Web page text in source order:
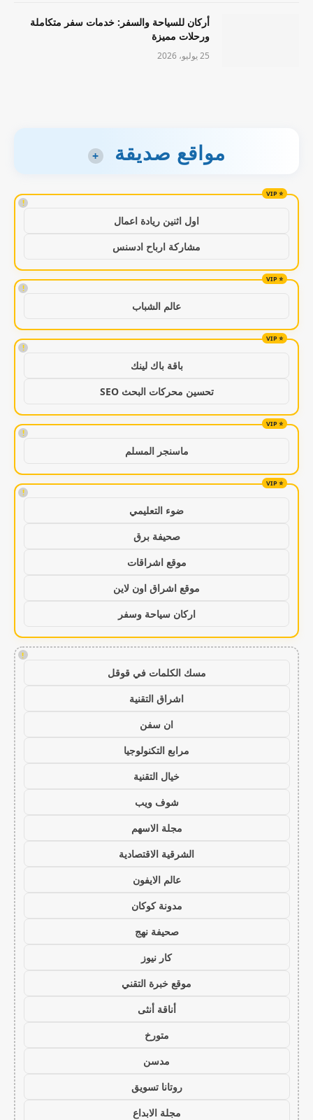
أركان للسياحة والسفر: خدمات سفر متكاملة
ورحلات مميزة
25 يوليو، 2026
مواقع صديقة +
!
اول اثنين ريادة اعمال
مشاركة ارباح ادسنس
!
عالم الشباب
!
باقة باك لينك
تحسين محركات البحث SEO
!
ماسنجر المسلم
!
ضوء التعليمي
صحيفة برق
موقع اشراقات
موقع اشراق اون لاين
اركان سياحة وسفر
!
مسك الكلمات في قوقل
اشراق التقنية
ان سفن
مرابع التكنولوجيا
خيال التقنية
شوف ويب
مجلة الاسهم
الشرقية الاقتصادية
عالم الايفون
مدونة كوكان
صحيفة نهج
كار نيوز
موقع خبرة التقني
أناقة أنثى
متورخ
مدسن
روتانا تسويق
مجلة الابداع